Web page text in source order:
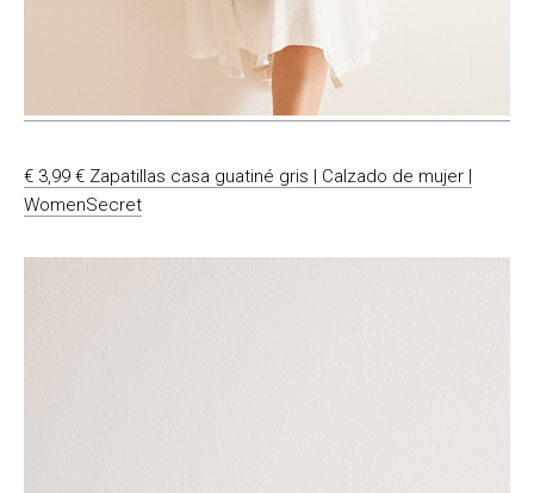
€ 3,99 € Zapatillas casa guatiné gris | Calzado de mujer |
WomenSecret